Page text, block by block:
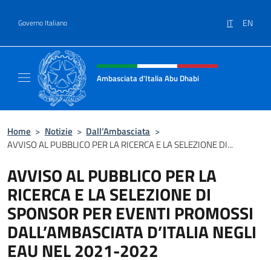
Governo Italiano IT EN
Intestazione sito, social e menù
Ambasciata d'Italia Abu Dhabi
Home > Notizie > Dall’Ambasciata >
AVVISO AL PUBBLICO PER LA RICERCA E LA SELEZIONE DI...
AVVISO AL PUBBLICO PER LA
RICERCA E LA SELEZIONE DI
SPONSOR PER EVENTI PROMOSSI
DALL’AMBASCIATA D’ITALIA NEGLI
EAU NEL 2021-2022